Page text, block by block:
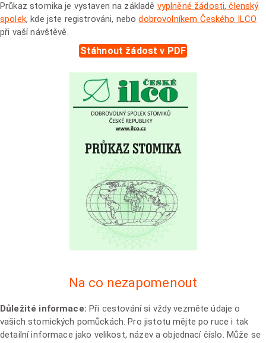
Průkaz stomika je vystaven na základě vyplněné žádosti, členský
spolek, kde jste registrováni, nebodobrovolníkem Českého ILCO
při vaší návštěvě.
Stáhnout žádost v PDF
Na co nezapomenout
Důležité informace: Při cestování si vždy vezměte údaje o
vašich stomických pomůckách. Pro jistotu mějte po ruce i tak
detailní informace jako velikost, název a objednací číslo. Může se